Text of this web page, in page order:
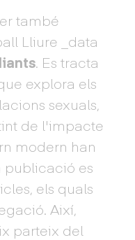
també
Lliure _data
. Es tracta
explora els
sexuals,
de l'impacte
modern han
publicació es
els quals
Així,
parteix del